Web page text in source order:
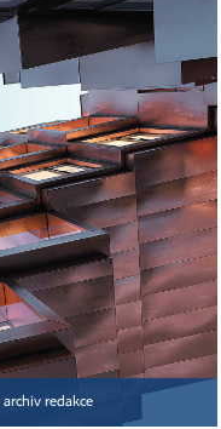
archiv redakce